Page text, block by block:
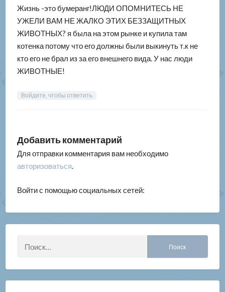
Жизнь -это бумеранг!ЛЮДИ ОПОМНИТЕСЬ НЕ
УЖЕЛИ ВАМ НЕ ЖАЛКО ЭТИХ БЕЗЗАЩИТНЫХ
ЖИВОТНЫХ? я была на этом рынке и купила там
котенка потому что его должны были выкинуть т.к не
кто его не брал из за его внешнего вида. У нас люди
ЖИВОТНЫЕ!
Войдите, чтобы ответить
Добавить комментарий
Для отправки комментария вам необходимо
авторизоваться.
Войти с помощью социальных сетей: